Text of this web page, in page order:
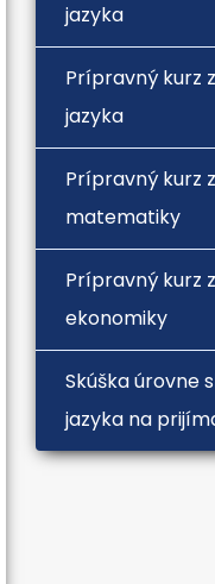
jazyka
Prípravný kurz
jazyka
Prípravný kurz
matematiky
Prípravný kurz
ekonomiky
Skúška úrovne
jazyka na